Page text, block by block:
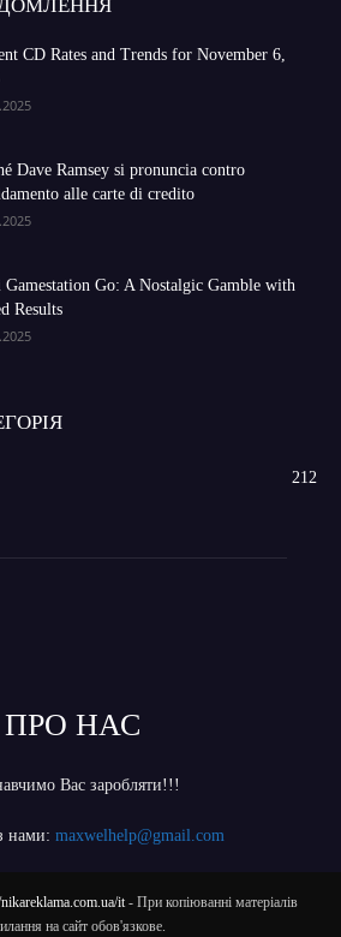
CD Rates and Trends for November 6,
Dave Ramsey si pronuncia contro
alle carte di credito
Gamestation Go: A Nostalgic Gamble with
Results
212
ПРО НАС
Вас заробляти!!!
нами: maxwelhelp@gmail.com
it - При копіюванні матеріалів
на сайт обов'язкове.